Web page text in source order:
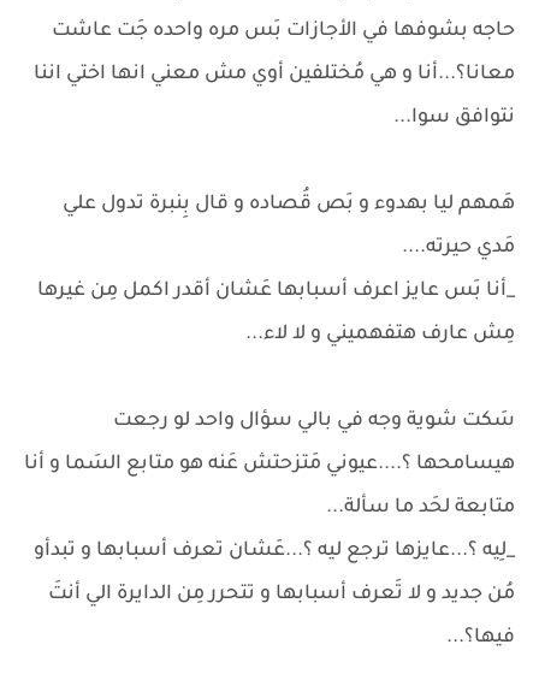
حاجه بشوفها في الأجازات بَس مره واحده جَت عاشت
معانا؟...أنا و هي مُختلفين أوي مش معني انها اختي اننا
نتوافق سوا...
هَمهم ليا بهدوء و بَص قُصاده و قال بِنبرة تدول علي
مَدي حيرته....
_أنا بَس عايز اعرف أسبابها عَشان أقدر اكمل مِن غيرها
مِش عارف هتفهميني و لا لاء...
سَكت شوية وجه في بالي سؤال واحد لو رجعت
هيسامحها ؟....عيوني مَتزحتش عَنه هو متابع السَما و أنا
متابعة لحَد ما سألة...
_لِيه ؟...عايزها ترجع ليه ؟...عَشان تعرف أسبابها و تبدأو
مُن جديد و لا تَعرف أسبابها و تتحرر مِن الدايرة الي أنتَ
فيها؟...